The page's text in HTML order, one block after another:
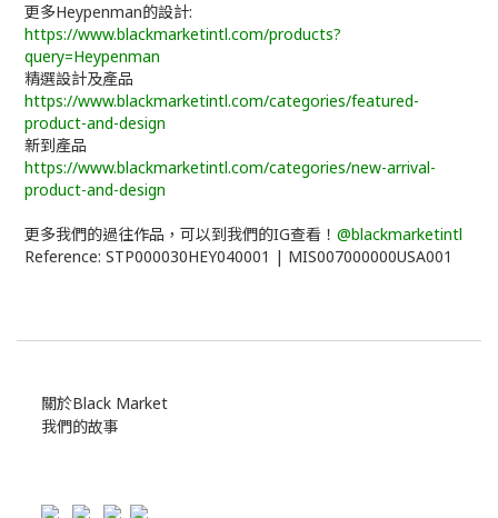
更多Heypenman的設計:
https://www.blackmarketintl.com/products?
query=Heypenman
精選設計及產品
https://www.blackmarketintl.com/categories/featured-
product-and-design
新到產品
https://www.blackmarketintl.com/categories/new-arrival-
product-and-design
更多我們的過往作品，可以到我們的IG查看！ @blackmarketintl
Reference: STP000030HEY040001 | MIS007000000USA001
關於Black Market
我們的故事